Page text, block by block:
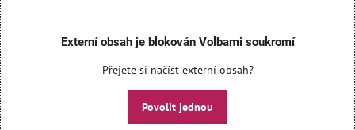
Externí obsah je blokován Volbami soukromí
Přejete si načíst externí obsah?
Povolit jednou